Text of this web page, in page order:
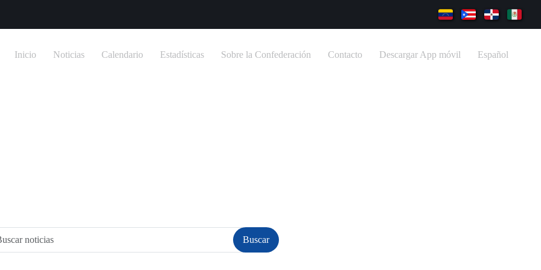
Inicio Noticias Calendario Estadísticas Sobre la Confederación Contacto Descargar App móvil Español
Buscar